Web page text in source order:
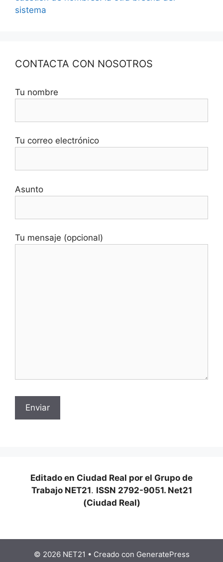
sistema
CONTACTA CON NOSOTROS
Tu nombre
Tu correo electrónico
Asunto
Tu mensaje (opcional)
Editado en Ciudad Real por el Grupo de
Trabajo NET21. ISSN 2792-9051. Net21
(Ciudad Real)
© 2026 NET21 • Creado con GeneratePress